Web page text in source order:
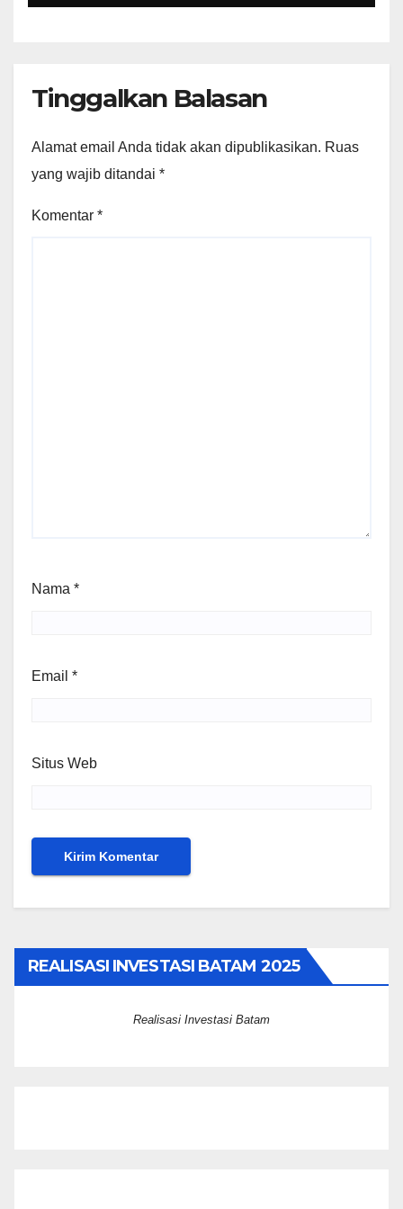
Perundang-undangan
Tinggalkan Balasan
Alamat email Anda tidak akan dipublikasikan. Ruas
yang wajib ditandai *
Komentar *
Nama *
Email *
Situs Web
REALISASI INVESTASI BATAM 2025
Realisasi Investasi Batam